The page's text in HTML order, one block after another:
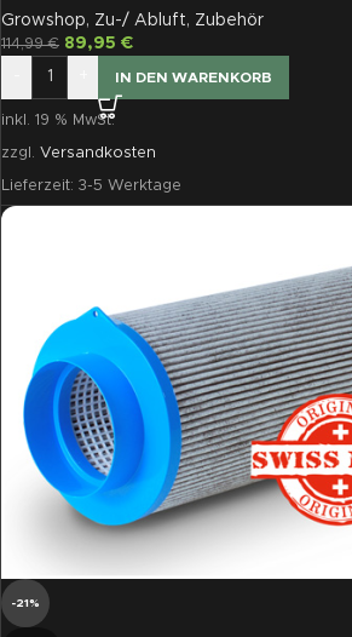
Growshop, Zu-/ Abluft, Zubehör
114,99€ 89,95 €
IN DEN WARENKORB
inkl. 19 % MwSt.
zzgl. Versandkosten
Lieferzeit: 3-5 Werktage
-21%